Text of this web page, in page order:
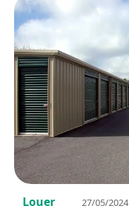
Louer 27/05/2024